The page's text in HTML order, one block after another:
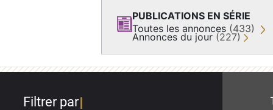
PUBLICATIONS EN SÉRIE
Toutes les annonces (433)
Annonces du jour (227)
Filtrer par